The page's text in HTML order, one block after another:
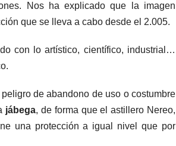
Nos ha explicado que la imagen
que se lleva a cabo desde el 2.005.
con lo artístico, científico, industrial…
de abandono de uso o costumbre
jábega, de forma que el astillero Nereo,
una protección a igual nivel que por